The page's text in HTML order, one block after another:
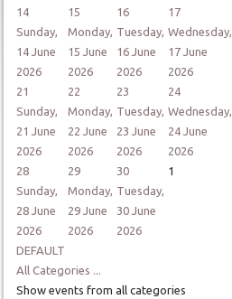
14
Sunday,
14 June
2026
15
Monday,
15 June
2026
16
Tuesday,
16 June
2026
17
Wednesday,
17 June
2026
21
Sunday,
21 June
2026
22
Monday,
22 June
2026
23
Tuesday,
23 June
2026
24
Wednesday,
24 June
2026
28
Sunday,
28 June
2026
29
Monday,
29 June
2026
30
Tuesday,
30 June
2026
1
DEFAULT
All Categories ...
Show events from all categories